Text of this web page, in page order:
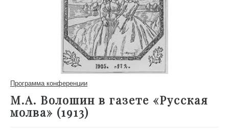
Программа конференции
М.А. Волошин в газете «Русская
молва» (1913)